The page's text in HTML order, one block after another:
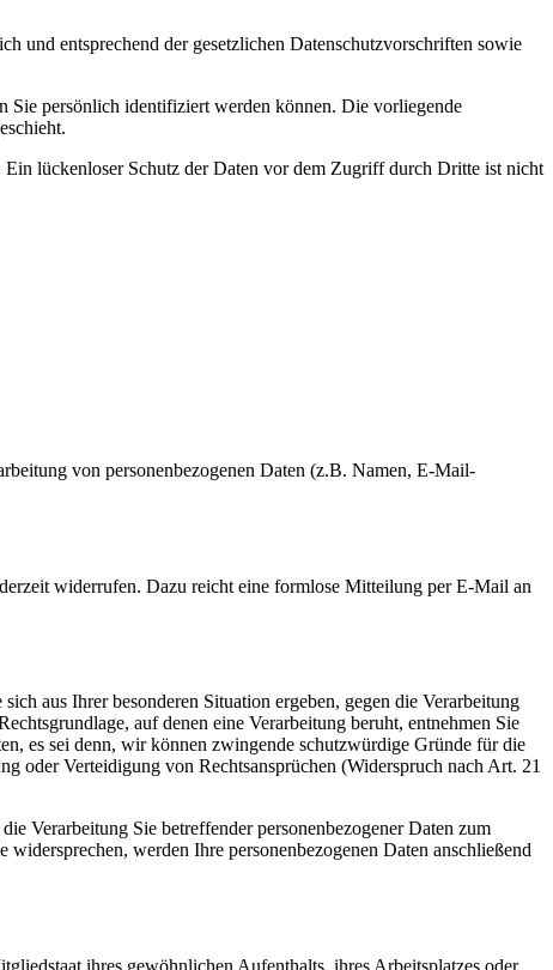
und entsprechend der gesetzlichen Datenschutzvorschriften sowie
Sie persönlich identifiziert werden können. Die vorliegende
lückenloser Schutz der Daten vor dem Zugriff durch Dritte ist nicht
von personenbezogenen Daten (z.B. Namen, E-Mail-
widerrufen. Dazu reicht eine formlose Mitteilung per E-Mail an
aus Ihrer besonderen Situation ergeben, gegen die Verarbeitung
auf denen eine Verarbeitung beruht, entnehmen Sie
es sei denn, wir können zwingende schutzwürdige Gründe für die
oder Verteidigung von Rechtsansprüchen (Widerspruch nach Art. 21
Verarbeitung Sie betreffender personenbezogener Daten zum
werden Ihre personenbezogenen Daten anschließend
ihres gewöhnlichen Aufenthalts, ihres Arbeitsplatzes oder